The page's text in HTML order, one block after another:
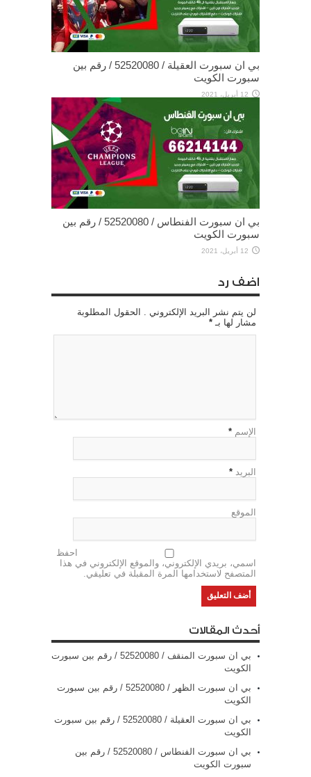
بي ان سبورت العقيلة / 52520080 / رقم بين
سبورت الكويت
12 أبريل، 2021
بي ان سبورت الفنطاس / 52520080 / رقم بين
سبورت الكويت
12 أبريل، 2021
اضف رد
لن يتم نشر البريد الإلكتروني . الحقول المطلوبة
مشار لها بـ *
الإسم *
البريد *
الموقع
احفظ
اسمي، بريدي الإلكتروني، والموقع الإلكتروني في هذا
المتصفح لاستخدامها المرة المقبلة في تعليقي.
أحدث المقالات
بي ان سبورت المنقف / 52520080 / رقم بين سبورت
الكويت
بي ان سبورت الظهر / 52520080 / رقم بين سبورت
الكويت
بي ان سبورت العقيلة / 52520080 / رقم بين سبورت
الكويت
بي ان سبورت الفنطاس / 52520080 / رقم بين
سبورت الكويت